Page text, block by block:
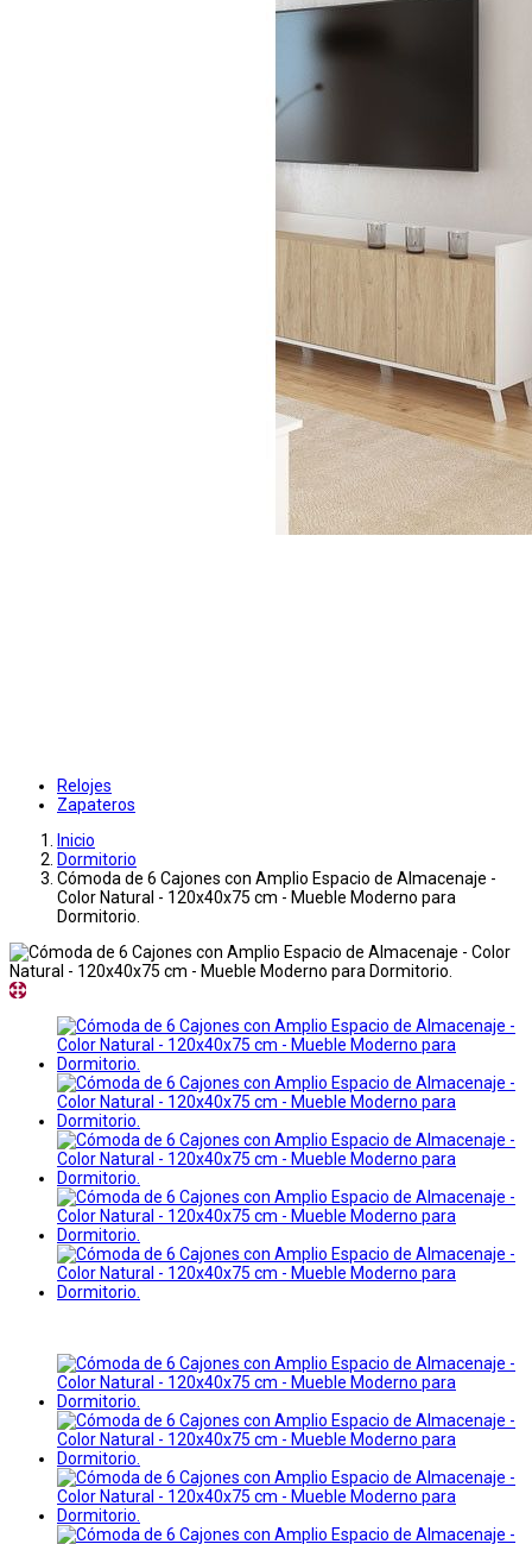
Relojes
Zapateros
Inicio
Dormitorio
Cómoda de 6 Cajones con Amplio Espacio de Almacenaje -
Color Natural - 120x40x75 cm - Mueble Moderno para
Dormitorio.